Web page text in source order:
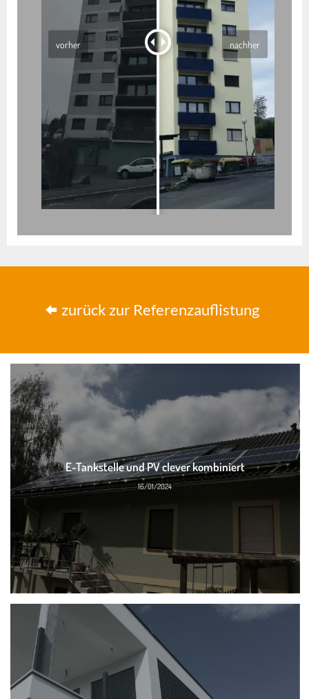
vorher nachher
zurück zur Referenzauflistung
E-Tankstelle und PV clever kombiniert
16/01/2024